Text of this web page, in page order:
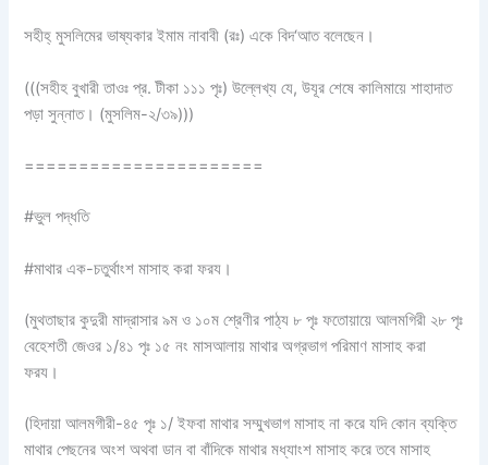
সহীহ্ মুসলিমের ভাষ্যকার ইমাম নাবাবী (রঃ) একে বিদ‘আত বলেছেন।
(((সহীহ বুখারী তাওঃ প্র. টীকা ১১১ পৃঃ) উল্লেখ্য যে, উযূর শেষে কালিমায়ে শাহাদাত
পড়া সুন্নাত। (মুসলিম-২/৩৯)))
======================
#ভুল পদ্ধতি
#মাথার এক-চতুর্থাংশ মাসাহ করা ফরয।
(মুথতাছার কুদুরী মাদ্রাসার ৯ম ও ১০ম শ্রেণীর পাঠ্য ৮ পৃঃ ফতোয়ায়ে আলমগিরী ২৮ পৃঃ
বেহেশতী জেওর ১/৪১ পৃঃ ১৫ নং মাসআলায় মাথার অগ্রভাগ পরিমাণ মাসাহ করা
ফরয।
(হিদায়া আলমগীরী-৪৫ পৃঃ ১/ ইফবা মাথার সম্মুখভাগ মাসাহ না করে যদি কোন ব্যক্তি
মাথার পেছনের অংশ অথবা ডান বা বাঁদিকে মাথার মধ্যাংশ মাসাহ করে তবে মাসাহ